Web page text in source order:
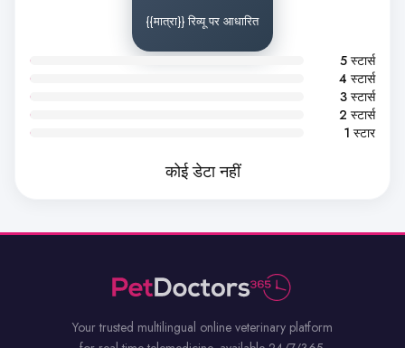
{{मात्रा}} रिव्यू पर आधारित
5 स्टार्स
4 स्टार्स
3 स्टार्स
2 स्टार्स
1 स्टार
कोई डेटा नहीं
Your trusted multilingual online veterinary platform